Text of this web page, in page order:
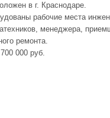
в г. Краснодаре.
рабочие места
менеджера,
ремонта.
000 руб.